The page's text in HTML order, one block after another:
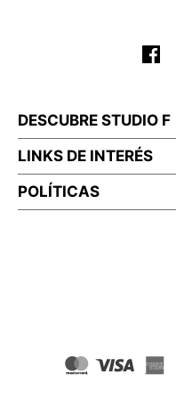
DESCUBRE STUDIO F
LINKS DE INTERÉS
POLÍTICAS